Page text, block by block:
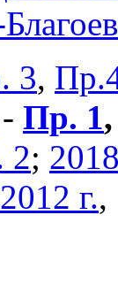
3,
- Пр. 1
2;
2012 г.